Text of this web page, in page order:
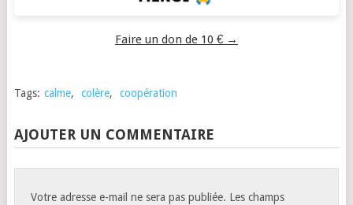
Faire un don de 10 € →
Tags: calme, colère, coopération
AJOUTER UN COMMENTAIRE
Votre adresse e-mail ne sera pas publiée. Les champs